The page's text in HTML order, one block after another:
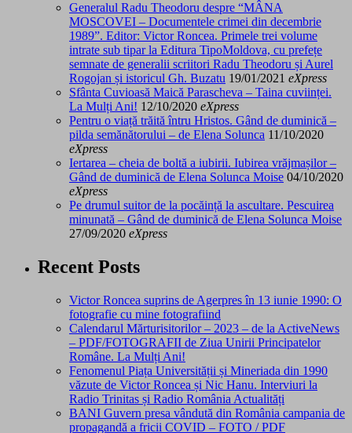
Generalul Radu Theodoru despre “MÂNA
MOSCOVEI – Documentele crimei din decembrie
1989”. Editor: Victor Roncea. Primele trei volume
intrate sub tipar la Editura TipoMoldova, cu prefețe
semnate de generalii scriitori Radu Theodoru și Aurel
Rogojan și istoricul Gh. Buzatu 19/01/2021 eXpress
Sfânta Cuvioasă Maică Parascheva – Taina cuviinței.
La Mulți Ani! 12/10/2020 eXpress
Pentru o viață trăită întru Hristos. Gând de duminică –
pilda semănătorului – de Elena Solunca 11/10/2020
eXpress
Iertarea – cheia de boltă a iubirii. Iubirea vrăjmașilor –
Gând de duminică de Elena Solunca Moise 04/10/2020
eXpress
Pe drumul suitor de la pocăință la ascultare. Pescuirea
minunată – Gând de duminică de Elena Solunca Moise
27/09/2020 eXpress
Recent Posts
Victor Roncea suprins de Agerpres în 13 iunie 1990: O
fotografie cu mine fotografiind
Calendarul Mărturisitorilor – 2023 – de la ActiveNews
– PDF/FOTOGRAFII de Ziua Unirii Principatelor
Române. La Mulți Ani!
Fenomenul Piața Universității și Mineriada din 1990
văzute de Victor Roncea și Nic Hanu. Interviuri la
Radio Trinitas și Radio România Actualități
BANI Guvern presa vândută din România campania de
propagandă a fricii COVID – FOTO / PDF